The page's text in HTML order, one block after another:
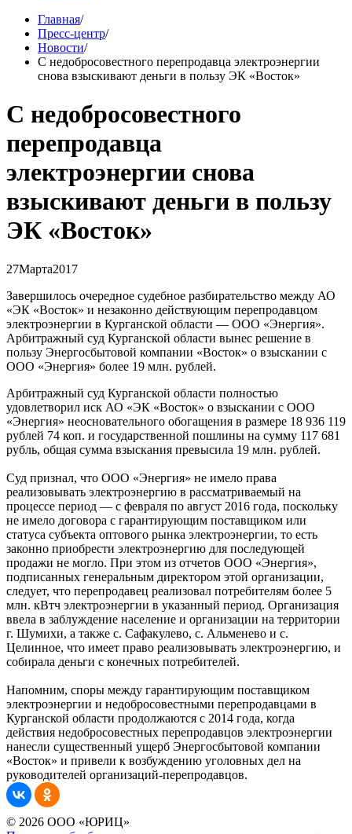
Главная/
Пресс-центр/
Новости/
С недобросовестного перепродавца электроэнергии
снова взыскивают деньги в пользу ЭК «Восток»
С недобросовестного
перепродавца
электроэнергии снова
взыскивают деньги в пользу
ЭК «Восток»
27Марта2017
Завершилось очередное судебное разбирательство между АО
«ЭК «Восток» и незаконно действующим перепродавцом
электроэнергии в Курганской области — ООО «Энергия».
Арбитражный суд Курганской области вынес решение в
пользу Энергосбытовой компании «Восток» о взыскании с
ООО «Энергия» более 19 млн. рублей.
Арбитражный суд Курганской области полностью
удовлетворил иск АО «ЭК «Восток» о взыскании с ООО
«Энергия» неосновательного обогащения в размере 18 936 119
рублей 74 коп. и государственной пошлины на сумму 117 681
рубль, общая сумма взыскания превысила 19 млн. рублей.
Суд признал, что ООО «Энергия» не имело права
реализовывать электроэнергию в рассматриваемый на
процессе период — с февраля по август 2016 года, поскольку
не имело договора с гарантирующим поставщиком или
статуса субъекта оптового рынка электроэнергии, то есть
законно приобрести электроэнергию для последующей
продажи не могло. При этом из отчетов ООО «Энергия»,
подписанных генеральным директором этой организации,
следует, что перепродавец реализовал потребителям более 5
млн. кВтч электроэнергии в указанный период. Организация
ввела в заблуждение население и организации на территории
г. Шумихи, а также с. Сафакулево, с. Альменево и с.
Целинное, что имеет право реализовывать электроэнергию, и
собирала деньги с конечных потребителей.
Напомним, споры между гарантирующим поставщиком
электроэнергии и недобросовестными перепродавцами в
Курганской области продолжаются с 2014 года, когда
действия недобросовестных перепродавцов электроэнергии
нанесли существенный ущерб Энергосбытовой компании
«Восток» и привели к возбуждению уголовных дел на
руководителей организаций-перепродавцов.
© 2026 ООО «ЮРИЦ»